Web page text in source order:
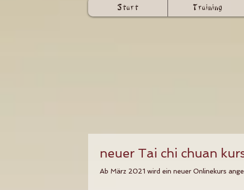
Start Training
neuer Tai chi chuan
Ab März 2021 wird ein neuer Onlinekurs